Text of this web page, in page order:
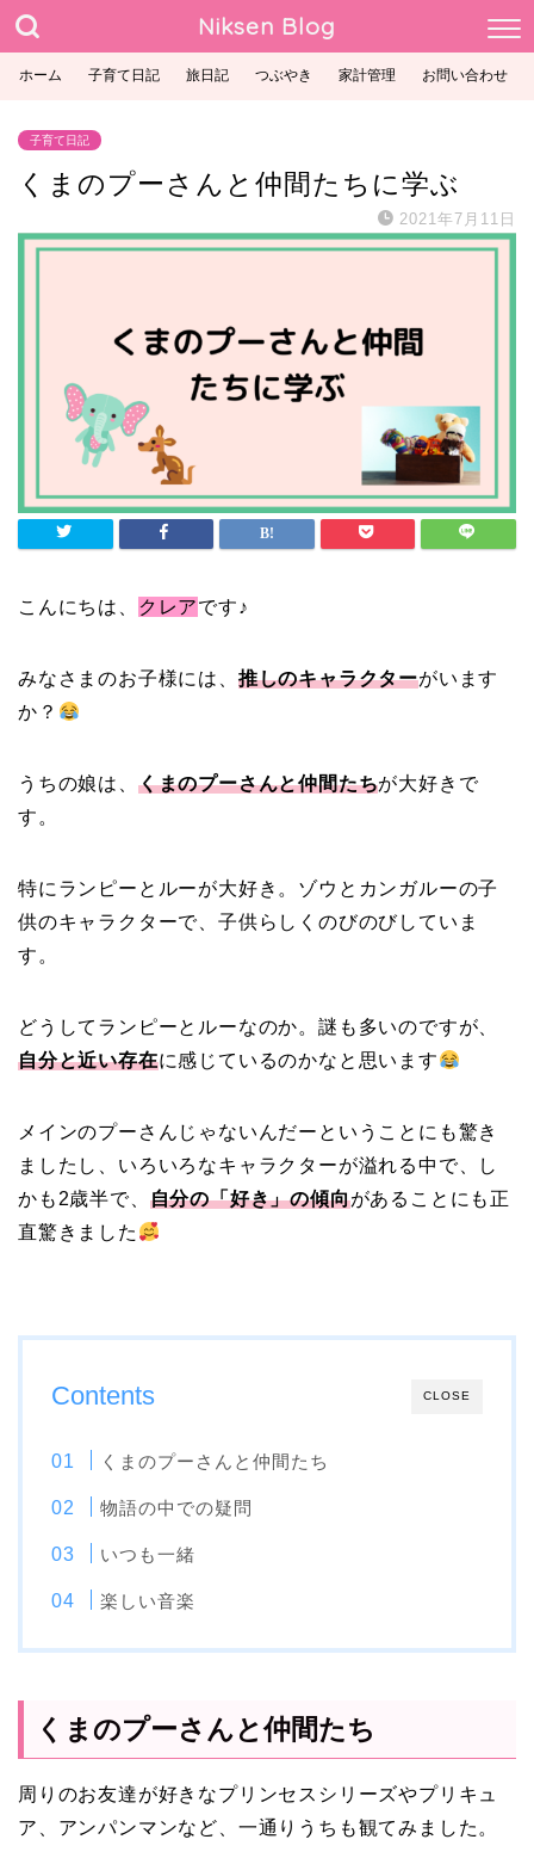
Niksen Blog
ホーム 子育て日記 旅日記 つぶやき 家計管理 お問い合わせ
子育て日記
くまのプーさんと仲間たちに学ぶ
2021年7月11日
こんにちは、 クレアです♪
みなさまのお子様には、 推しのキャラクターがいます
か？
うちの娘は、 くまのプーさんと仲間たちが大好きで
す。
特にランピーとルーが大好き。ゾウとカンガルーの子
供のキャラクターで、子供らしくのびのびしていま
す。
どうしてランピーとルーなのか。謎も多いのですが、
自分と近い存在に感じているのかなと思います
メインのプーさんじゃないんだーということにも驚き
ましたし、いろいろなキャラクターが溢れる中で、し
かも2歳半で、 自分の「好き」の傾向があることにも正
直驚きました
CLOSE
Contents
くまのプーさんと仲間たち
物語の中での疑問
いつも一緒
楽しい音楽
くまのプーさんと仲間たち
周りのお友達が好きなプリンセスシリーズやプリキュ
ア、アンパンマンなど、一通りうちも観てみました。